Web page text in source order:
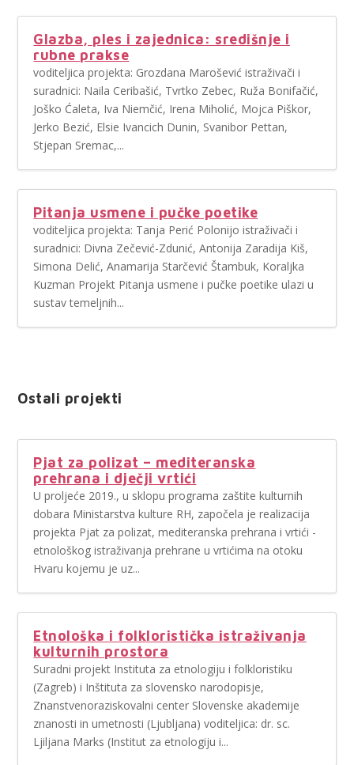
Glazba, ples i zajednica: središnje i
rubne prakse
voditeljica projekta: Grozdana Marošević istraživači i
suradnici: Naila Ceribašić, Tvrtko Zebec, Ruža Bonifačić,
Joško Ćaleta, Iva Niemčić, Irena Miholić, Mojca Piškor,
Jerko Bezić, Elsie Ivancich Dunin, Svanibor Pettan,
Stjepan Sremac,...
Pitanja usmene i pučke poetike
voditeljica projekta: Tanja Perić Polonijo istraživači i
suradnici: Divna Zečević-Zdunić, Antonija Zaradija Kiš,
Simona Delić, Anamarija Starčević Štambuk, Koraljka
Kuzman Projekt Pitanja usmene i pučke poetike ulazi u
sustav temeljnih...
Ostali projekti
Pjat za polizat – mediteranska
prehrana i dječji vrtići
U proljeće 2019., u sklopu programa zaštite kulturnih
dobara Ministarstva kulture RH, započela je realizacija
projekta Pjat za polizat, mediteranska prehrana i vrtići -
etnološkog istraživanja prehrane u vrtićima na otoku
Hvaru kojemu je uz...
Etnološka i folkloristička istraživanja
kulturnih prostora
Suradni projekt Instituta za etnologiju i folkloristiku
(Zagreb) i Inštituta za slovensko narodopisje,
Znanstvenoraziskovalni center Slovenske akademije
znanosti in umetnosti (Ljubljana) voditeljica: dr. sc.
Ljiljana Marks (Institut za etnologiju i...